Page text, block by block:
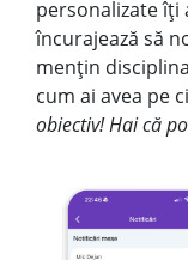
personalizate îți
încurajează să
mențin
cum ai avea pe
obiectiv! Hai că